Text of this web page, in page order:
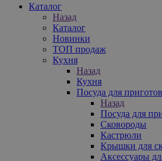
Каталог
Назад
Каталог
Новинки
ТОП продаж
Кухня
Назад
Кухня
Посуда для
Назад
Посуда для
Сковороды
Кастрюли
Крышки для
Аксессуары